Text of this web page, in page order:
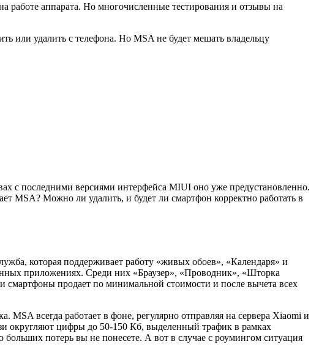
работе аппарата. Но многочисленные тестирования и отзывы на
или удалить с телефона. Но MSA не будет мешать владельцу
с последними версиями интерфейса MIUI оно уже предустановленно.
MSA? Можно ли удалить, и будет ли смартфон корректно работать в
которая поддерживает работу «живых обоев», «Календаря» и
приложениях. Среди них «Браузер», «Проводник», «Шторка
смартфоны продает по минимальной стоимости и после вычета всех
всегда работает в фоне, регулярно отправляя на сервера Xiaomi и
округляют цифры до 50-150 Кб, выделенный трафик в рамках
потерь вы не понесете. А вот в случае с роумингом ситуация